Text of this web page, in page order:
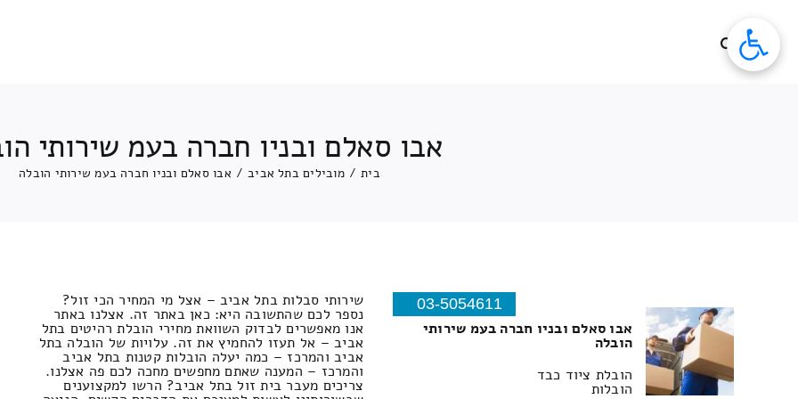
אבו סאלם ובניו חברה בעמ שירותי
בית / מובילים בתל אביב / אבו סאלם ובניו חברה בעמ שירותי הובלה
03-5054611
אבו סאלם ובניו חברה בעמ שירותי
הובלה
הובלת ציוד כבד
הובלות
שירותי סבלות בתל אביב – אצל מי המחיר הכי זול?
נספר לכם שהתשובה היא: כאן באתר זה. אצלנו באתר
אנו מאפשרים לבדוק השוואת מחירי הובלת רהיטים בתל
אביב – אל תעזו להחמיץ את זה. עלויות של הובלה בתל
אביב והמרכז – כמה יעלה הובלות קטנות בתל אביב
והמרכז – המענה שאתם מחפשים מחכה לכם פה אצלנו.
צריכים מעבר בית זול בתל אביב? הרשו למקצוענים